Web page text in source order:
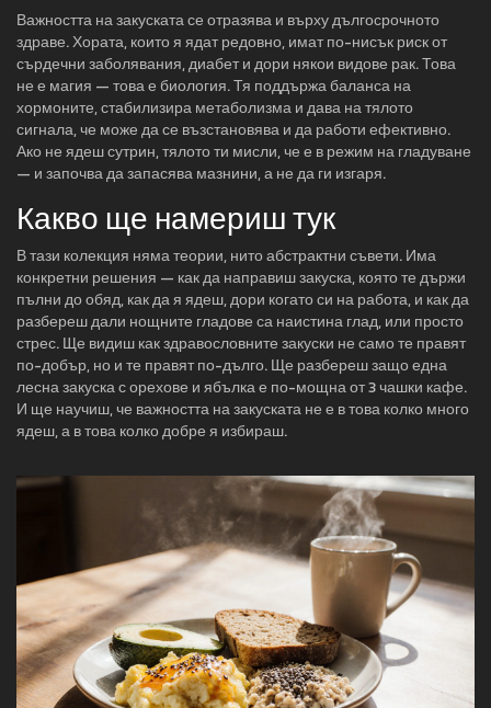
Важността на закуската се отразява и върху дългосрочното
здраве. Хората, които я ядат редовно, имат по-нисък риск от
сърдечни заболявания, диабет и дори някои видове рак. Това
не е магия — това е биология. Тя поддържа баланса на
хормоните, стабилизира метаболизма и дава на тялото
сигнала, че може да се възстановява и да работи ефективно.
Ако не ядеш сутрин, тялото ти мисли, че е в режим на гладуване
— и започва да запасява мазнини, а не да ги изгаря.
Какво ще намериш тук
В тази колекция няма теории, нито абстрактни съвети. Има
конкретни решения — как да направиш закуска, която те държи
пълни до обяд, как да я ядеш, дори когато си на работа, и как да
разбереш дали нощните гладове са наистина глад, или просто
стрес. Ще видиш как здравословните закуски не само те правят
по-добър, но и те правят по-дълго. Ще разбереш защо една
лесна закуска с орехове и ябълка е по-мощна от 3 чашки кафе.
И ще научиш, че важността на закуската не е в това колко много
ядеш, а в това колко добре я избираш.